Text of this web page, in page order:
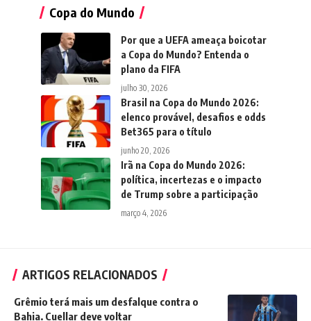
Copa do Mundo
Por que a UEFA ameaça boicotar
a Copa do Mundo? Entenda o
plano da FIFA
julho 30, 2026
Brasil na Copa do Mundo 2026:
elenco provável, desafios e odds
Bet365 para o título
junho 20, 2026
Irã na Copa do Mundo 2026:
política, incertezas e o impacto
de Trump sobre a participação
março 4, 2026
ARTIGOS RELACIONADOS
Grêmio terá mais um desfalque contra o
Bahia. Cuellar deve voltar